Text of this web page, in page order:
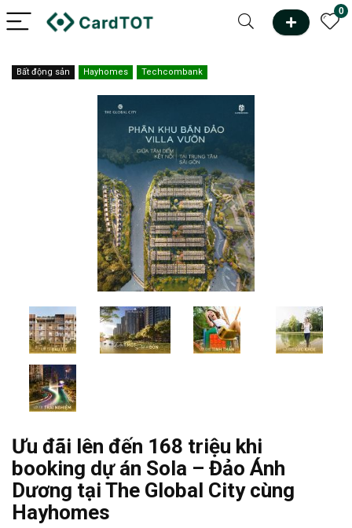
0
Bất động sản Hayhomes Techcombank
Ưu đãi lên đến 168 triệu khi
booking dự án Sola – Đảo Ánh
Dương tại The Global City cùng
Hayhomes